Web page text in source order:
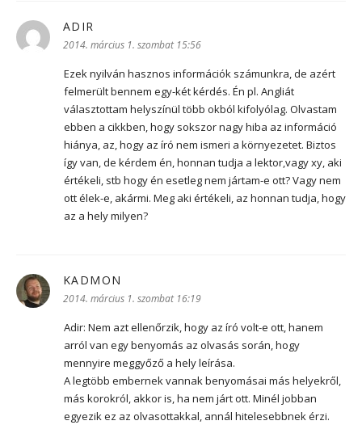
ADIR
2014. március 1. szombat 15:56
Ezek nyilván hasznos információk számunkra, de azért
felmerült bennem egy-két kérdés. Én pl. Angliát
választottam helyszínül több okból kifolyólag. Olvastam
ebben a cikkben, hogy sokszor nagy hiba az információ
hiánya, az, hogy az író nem ismeri a környezetet. Biztos
így van, de kérdem én, honnan tudja a lektor,vagy xy, aki
értékeli, stb hogy én esetleg nem jártam-e ott? Vagy nem
ott élek-e, akármi. Meg aki értékeli, az honnan tudja, hogy
az a hely milyen?
KADMON
2014. március 1. szombat 16:19
Adir: Nem azt ellenőrzik, hogy az író volt-e ott, hanem
arról van egy benyomás az olvasás során, hogy
mennyire meggyőző a hely leírása.
A legtöbb embernek vannak benyomásai más helyekről,
más korokról, akkor is, ha nem járt ott. Minél jobban
egyezik ez az olvasottakkal, annál hitelesebbnek érzi.